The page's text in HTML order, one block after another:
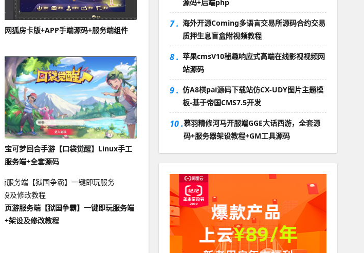
网狐房卡版+APP手端源码+服务端组件
宝可梦回合手游【口袋觉醒】Linux手工
服务端+全套源码
页游服务端【狱国争霸】一键即玩服务端
+架设及修改教程
源码+后端php
7 . 海外开源Coming多语言交易所源码合约交易
质押生息盲盒附视频教程
8 . 苹果cmsV10秘趣响应式高端在线影视视频网
站源码
9 . 仿A8棋pai源码下载站仿CX-UDY图片主题模
板-基于帝国CMS7.5开发
10 .慕羽精修河马开服端GGE大话西游，全套源
码+服务器架设教程+GM工具源码